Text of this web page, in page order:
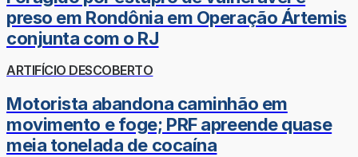
preso em Rondônia em Operação Ártemis
conjunta com o RJ
ARTIFÍCIO DESCOBERTO
Motorista abandona caminhão em
movimento e foge; PRF apreende quase
meia tonelada de cocaína